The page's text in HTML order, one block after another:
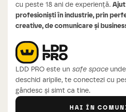
cu peste 18 ani de experiență.
profesioniști în industrie, prin
creative, de comunicare și
LDD PRO este un safe space
deschid aripile, te conectezi cu
gândesc și simt ca tine.
HAI ÎN